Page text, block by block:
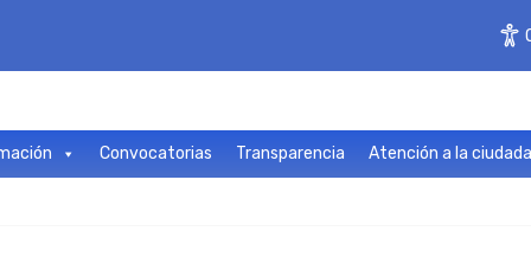
Convocatorias Transparencia Atención a la